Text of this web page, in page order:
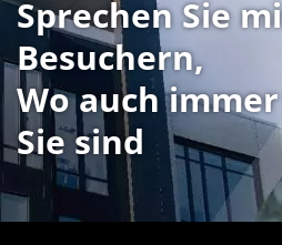
Sprechen Sie
Besuchern,
Wo auch immer
Sie sind